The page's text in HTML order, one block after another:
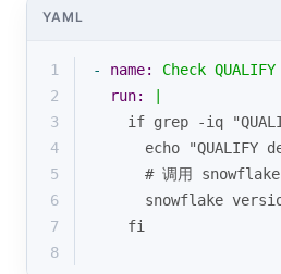
YAML
1 - name: Check QUALIFY
2
run:
3
if grep -iq
4
echo "QUALIFY
5
# 调用
6
snowflake
7
    fi
8